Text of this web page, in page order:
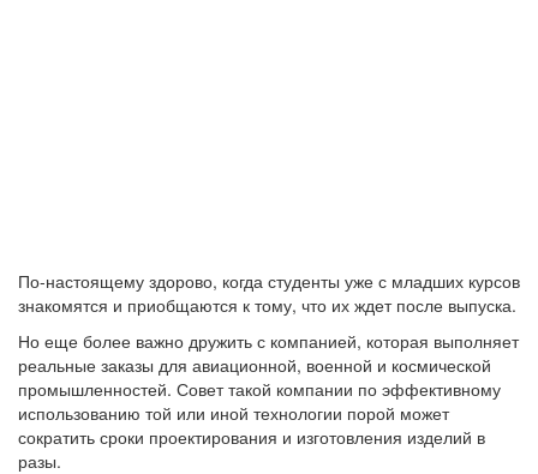
По-настоящему здорово, когда студенты уже с младших курсов
знакомятся и приобщаются к тому, что их ждет после выпуска.
Но еще более важно дружить с компанией, которая выполняет
реальные заказы для авиационной, военной и космической
промышленностей. Совет такой компании по эффективному
использованию той или иной технологии порой может
сократить сроки проектирования и изготовления изделий в
разы.